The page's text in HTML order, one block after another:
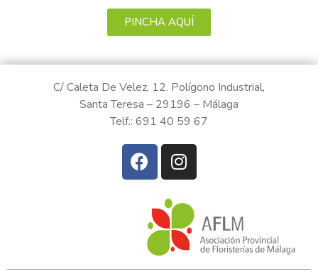
PINCHA AQUÍ
C/ Caleta De Velez, 12. Polígono Industrial,
Santa Teresa – 29196 – Málaga
Telf.: 691 40 59 67